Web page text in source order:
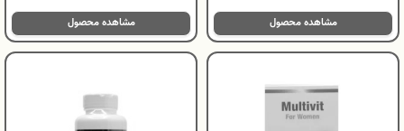
مشاهده محصول مشاهده محصول